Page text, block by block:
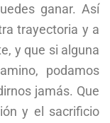
ganar. Así
trayectoria y a
y que si alguna
podamos
jamás. Que
y el sacrificio